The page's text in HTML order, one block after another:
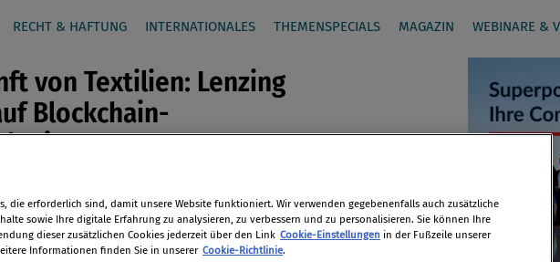
RECHT & HAFTUNG INTERNATIONALES THEMENSPECIALS MAGAZIN WEBINARE &
von Textilien: Lenzing
Blockchain-
TextileGenesis
eine digitale Plattform zur
die erforderlich sind, damit unsere Website funktioniert. Wir verwenden gegebenenfalls auch zusätzliche
sowie Ihre digitale Erfahrung zu analysieren, zu verbessern und zu personalisieren. Sie können Ihre
dieser zusätzlichen Cookies jederzeit über den Link Cookie-Einstellungen in der Fußzeile unserer
Informationen finden Sie in unserer Cookie-Richtlinie.